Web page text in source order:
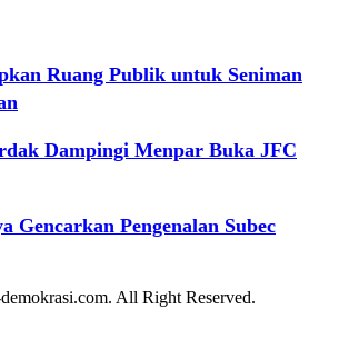
Ruang Publik untuk Seniman
Dampingi Menpar Buka JFC
Gencarkan Pengenalan Subec
All Right Reserved.